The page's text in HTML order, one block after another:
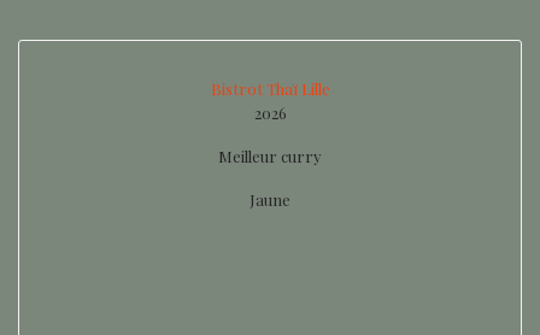
Bistrot Thaï Lille
2026
Meilleur curry
Jaune